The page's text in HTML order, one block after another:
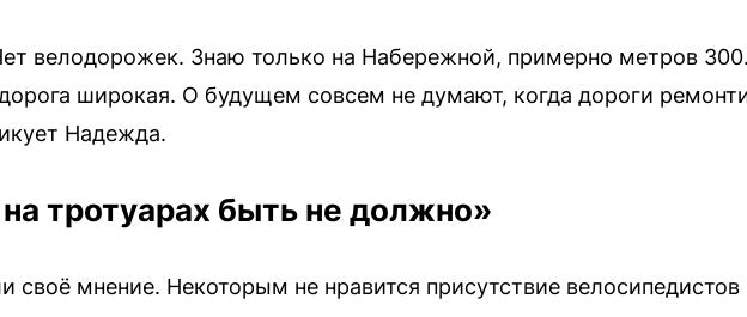
велодорожек. Знаю только на Набережной, примерно метров
широкая. О будущем совсем не думают, когда дороги
Надежда.
тротуарах быть не должно»
мнение. Некоторым не нравится присутствие велосипедистов